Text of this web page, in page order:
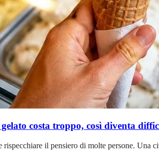
costa troppo, così diventa
rispecchiare il pensiero di molte persone.